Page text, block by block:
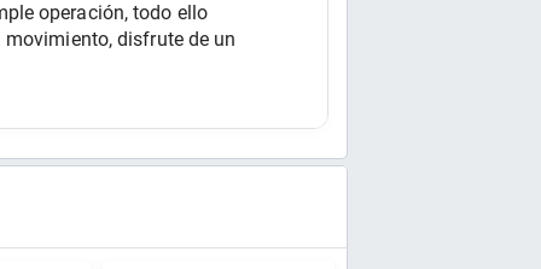
operación, todo ello
disfrute de un